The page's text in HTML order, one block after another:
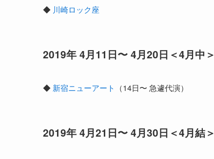
◆ 川崎ロック座
2019年 4月11日〜 4月20日＜4月中＞
◆ 新宿ニューアート （14日〜 急遽代演）
2019年 4月21日〜 4月30日＜4月結＞